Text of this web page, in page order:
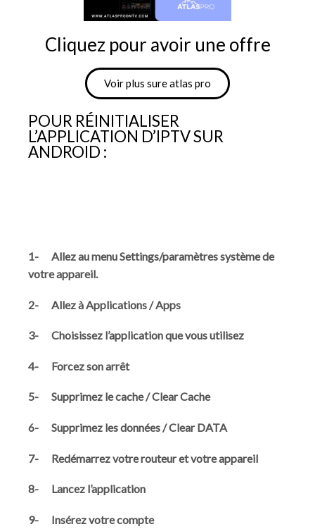
Cliquez pour avoir une offre
Voir plus sure atlas pro
POUR RÉINITIALISER
L’APPLICATION D’IPTV SUR
ANDROID :
1- Allez au menu Settings/paramètres système de
votre appareil.
2- Allez à Applications / Apps
3- Choisissez l’application que vous utilisez
4- Forcez son arrêt
5- Supprimez le cache / Clear Cache
6- Supprimez les données / Clear DATA
7- Redémarrez votre routeur et votre appareil
8- Lancez l’application
9- Insérez votre compte